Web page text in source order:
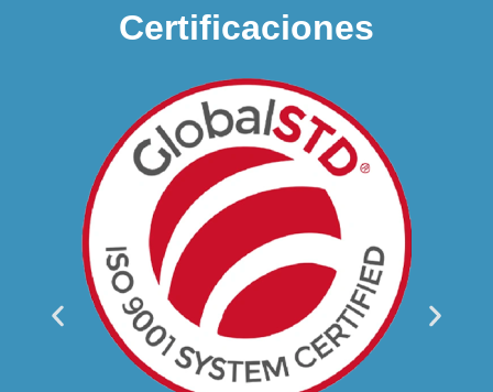
Certificaciones